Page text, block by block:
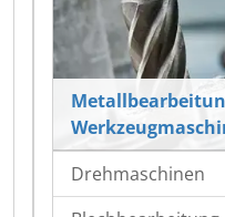
Drehmaschinen